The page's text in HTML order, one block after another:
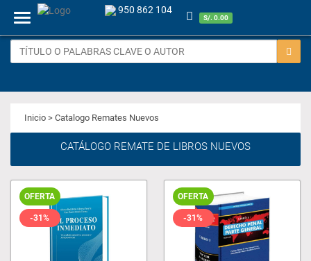
Menu
950 862 104
S/. 0.00
Inicio > Catalogo Remates Nuevos
CATÁLOGO REMATE DE LIBROS NUEVOS
OFERTA
-31%
OFERTA
-31%